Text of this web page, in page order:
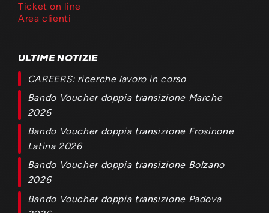
Ticket on line
Area clienti
ULTIME NOTIZIE
CAREERS: ricerche lavoro in corso
Bando Voucher doppia transizione Marche
2026
Bando Voucher doppia transizione Frosinone
Latina 2026
Bando Voucher doppia transizione Bolzano
2026
Bando Voucher doppia transizione Padova